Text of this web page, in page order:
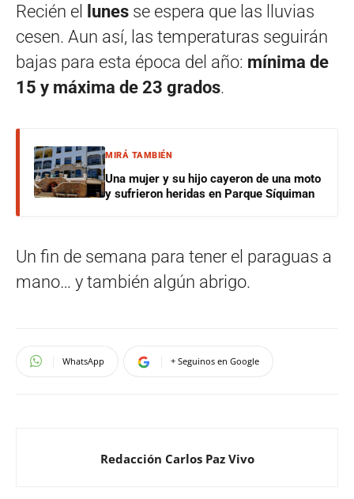
Recién el lunes se espera que las lluvias
cesen. Aun así, las temperaturas seguirán
bajas para esta época del año: mínima de
15 y máxima de 23 grados.
MIRÁ TAMBIÉN
Una mujer y su hijo cayeron de una moto
y sufrieron heridas en Parque Síquiman
Un fin de semana para tener el paraguas a
mano… y también algún abrigo.
WhatsApp + Seguinos en Google
Redacción Carlos Paz Vivo